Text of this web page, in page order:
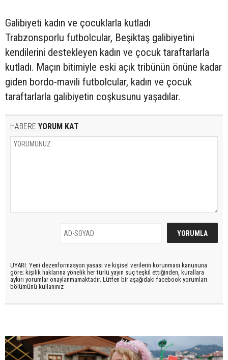
Galibiyeti kadın ve çocuklarla kutladı
Trabzonsporlu futbolcular, Beşiktaş galibiyetini
kendilerini destekleyen kadın ve çocuk taraftarlarla
kutladı. Maçın bitimiyle eski açık tribünün önüne kadar
giden bordo-mavili futbolcular, kadın ve çocuk
taraftarlarla galibiyetin coşkusunu yaşadılar.
HABERE YORUM KAT
UYARI: Yeni dezenformasyon yasası ve kişisel verilerin korunması kanununa
göre; kişilik haklarına yönelik her türlü yayın suç teşkil ettiğinden, kurallara
aykırı yorumlar onaylanmamaktadır. Lütfen bir aşağıdaki facebook yorumları
bölümünü kullanınız